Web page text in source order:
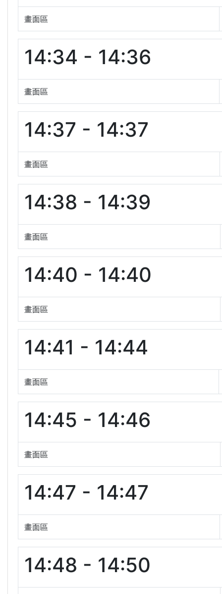
畫面區
14:34 - 14:36
畫面區
14:37 - 14:37
畫面區
14:38 - 14:39
畫面區
14:40 - 14:40
畫面區
14:41 - 14:44
畫面區
14:45 - 14:46
畫面區
14:47 - 14:47
畫面區
14:48 - 14:50